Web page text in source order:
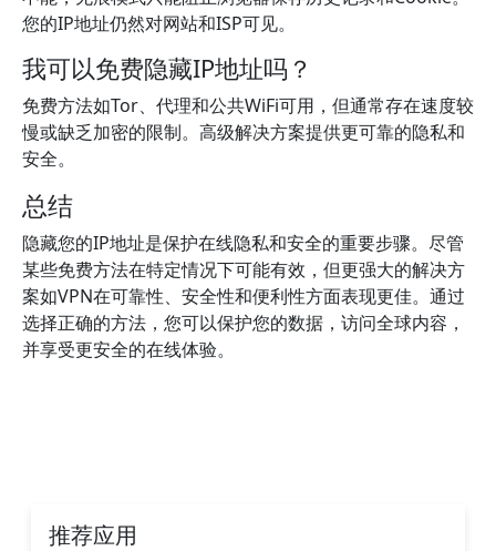
推荐应用
您的IP地址仍然对网站和ISP可见。
我可以免费隐藏IP地址吗？
免费方法如Tor、代理和公共WiFi可用，但通常存在速度较
慢或缺乏加密的限制。高级解决方案提供更可靠的隐私和
安全。
总结
隐藏您的IP地址是保护在线隐私和安全的重要步骤。尽管
某些免费方法在特定情况下可能有效，但更强大的解决方
案如VPN在可靠性、安全性和便利性方面表现更佳。通过
选择正确的方法，您可以保护您的数据，访问全球内容，
并享受更安全的在线体验。